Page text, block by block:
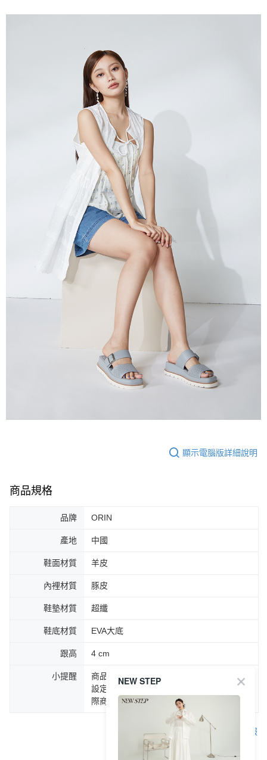
顯示電腦版詳細說明
商品規格
品牌 ORIN
產地 中國
鞋面材質 羊皮
內裡材質 豚皮
鞋墊材質 超纖
鞋底材質 EVA大底
跟高 4 cm
小提醒
商品圖片顏色會因拍攝燈光環境或個人螢幕
設定不同，而造成部份色差現象，顏色以實
際商品為主。
客服
NEW STEP